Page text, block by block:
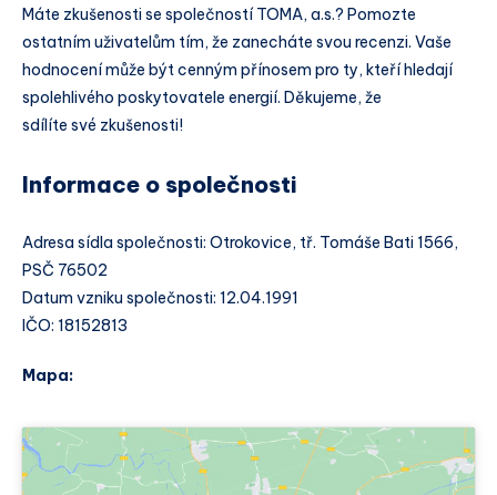
Máte zkušenosti se společností TOMA, a.s.? Pomozte
ostatním uživatelům tím, že zanecháte svou recenzi. Vaše
hodnocení může být cenným přínosem pro ty, kteří hledají
spolehlivého poskytovatele energií. Děkujeme, že
sdílíte své zkušenosti!
Informace o společnosti
Adresa sídla společnosti: Otrokovice, tř. Tomáše Bati 1566,
PSČ 76502
Datum vzniku společnosti: 12.04.1991
IČO: 18152813
Mapa: